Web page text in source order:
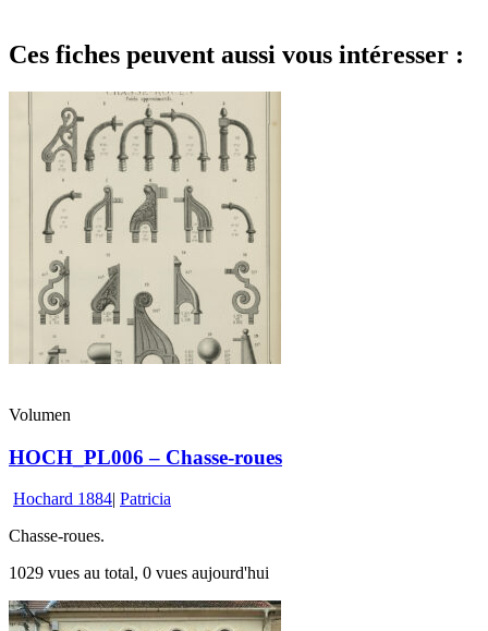
Ces fiches peuvent aussi vous intéresser :
Volumen
HOCH_PL006 – Chasse-roues
Hochard 1884| Patricia
Chasse-roues.
1029 vues au total, 0 vues aujourd'hui